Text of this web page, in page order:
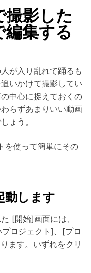
影した
集する
が入り乱れて踊るも
いかけて撮影してい
中心に捉えておくの
らずあまりいい動画
ょう。
を使って簡単にその
動します
[開始]画面には、
ロジェクト]、[プロ
ます。いずれをクリ